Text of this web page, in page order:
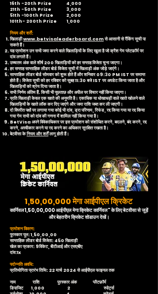
16th -20th Prize 4,000
21th -50th Prize 3,000
51th -100th Prize 2,000
101th- 200th Prize 1,000
नियम और शर्तें:
खिलाड़ीwww.betvisaleaderboard.comसे आसानी से रैंकिंग सूची पा
सकते हैं।
यह प्रमोशन उन सभी जमा करने वाले खिलाड़ियों के लिए खुला है जो क्रैश गेम प्लेटफ़ॉर्म पर
दांव लगाते हैं।
उच्चतम अंक वाले शीर्ष 200 खिलाड़ियों को हर सप्ताह विजेता चुना जाएगा।
हर सप्ताह साप्ताहिक लीडर बोर्ड विजेता सूची में खिलाड़ी अंक जोड़े जाएंगे।
साप्ताहिक लीडर बोर्ड सोमवार को शुरू होते हैं और शनिवार 09:30 PM IST पर समाप्त
होते हैं। विजेता सूची को हर रविवार को सुबह 11:30 बजे IST पर अपडेट किया जाता है और
खिलाड़ियों को श्रेय दिया जाता है।
सभी निर्णय अंतिम हैं. किसी भी पूछताछ और अपील पर विचार नहीं किया जाएगा।
प्रति खिलाड़ी केवल एक खाते की अनुमति है। एकाधिक या धोखाधड़ी वाले खाते खोलने वाले
खिलाड़ियों के खाते लॉक कर दिए जाएंगे और जमा राशि जब्त कर ली जाएगी।
दो विपरीत पक्षों पर लगाया गया कोई भी दांव, ड्रा परिणाम, रिफंड, रद्द किया गया या रद्द किया
गया गेम सभी को दांव की गणना में शामिल नहीं किया गया है।
BetVisa अपने विवेकाधिकार पर इस प्रमोशन को संशोधित करने, बदलने, बंद करने, रद्द
करने, अस्वीकार करने या रद्द करने का अधिकार सुरक्षित रखता है।
बेटवीसा केनियम और शर्तेंलागू होती हैं।
1,50,00,000 मेगा आईपीएल क्रिकेट
कार्निवल1,50,00,000 आईपीएल मेगा क्रिकेट कार्निवल" के लिए बेटवीसा से जुड़ें
और बेहतरीन क्रिकेट शोडाउन देखें।
प्रमोशन विवरण:
पुरस्कार पूल: 1,50,00,00
साप्ताहिक लीडर बोर्ड विजेता: 450 खिलाड़ी
खेल का प्रकार: 9विकेट, बीटीआई और एसएबीए
दांव:1x
पदोन्नति अवधि:
प्रतियोगिता प्रारंभ तिथि: 22 मार्च 2024 से आईपीएल फाइनल तक
नाम राशि पुरस्कार अंक प्लैटफ़ॉर्म
डिपाजिट 1,000 2 स्पोर्ट्स